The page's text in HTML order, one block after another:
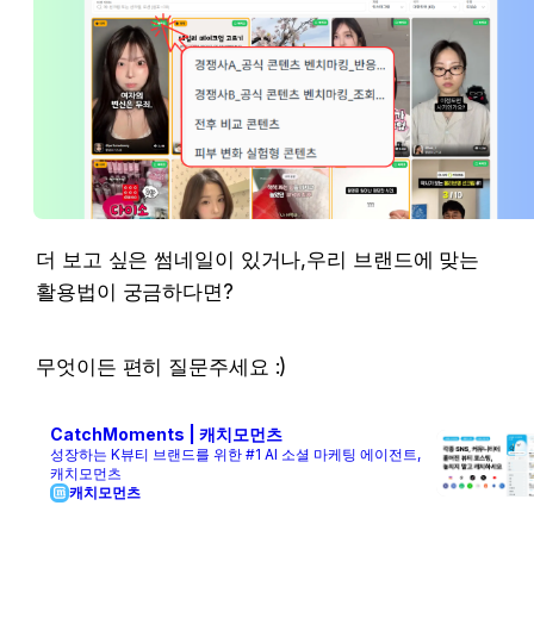
더 보고 싶은 썸네일이 있거나,우리 브랜드에 맞는
활용법이 궁금하다면?
무엇이든 편히 질문주세요 :)
CatchMoments | 캐치모먼츠
성장하는 K뷰티 브랜드를 위한 #1 AI 소셜 마케팅 에이전트,
캐치모먼츠
캐치모먼츠